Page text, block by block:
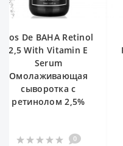
CUSKIN Clean-Up
Retinol Activator for
Eye 0,1% Крем под
глаза с ретинолом
0,1%